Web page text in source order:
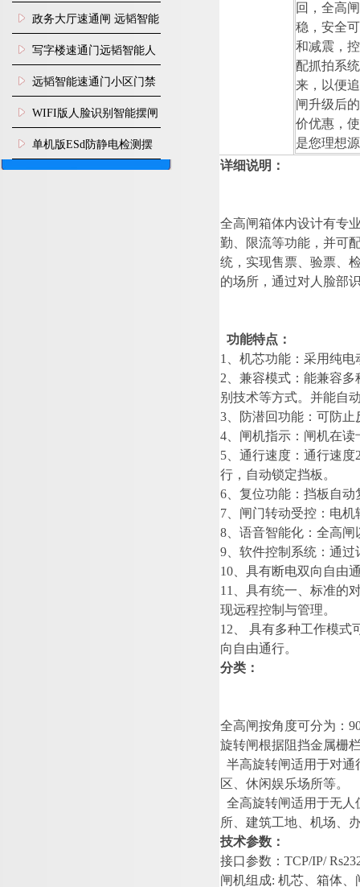
电门禁通道系统）
政务大厅速通闸 远韬智能
防尾随静音速通门
写字楼速通门远韬智能人
脸识别快速通道闸
远韬智能速通门小区门禁
闸机食堂消费摆闸
WIFI版人脸识别智能摆闸
机
单机版ESd防静电检测摆
闸机
回，全高
稳，安全
和减震，
配抓拍系
来，以便
闸升级后
价优惠，
是您理想
详细说明：
全高闸箱体内设计有专
勤、限流等功能，并可
统，实现售票、验票、
的场所，通过对人脸部
功能特点：
1
、机芯功能：采用纯
2 、兼容模式：能兼容
别技术等方式。并能自
3 、防潜回功能：可防
4 、闸机指示：闸机在
5 、通行速度：通行速度
行，自动锁定挡板。
6 、复位功能：挡板自
7 、闸门转动受控：电
8 、语音智能化：全高
9 、软件控制系统：通
10 、具有断电双向自由
1 1 、具有统一、标准的
现远程控制与管理。
1 2
具有多种工作模式
向自由通行。
分类：
全高闸按角度可分为 ：
旋转闸根据阻挡金属栅
半高旋转闸适用于对
区、休闲娱乐场所等。
全高旋转闸适用于无
所、建筑工地、机场、
技术参数：
接口参数 ：TCP/IP/ Rs23
闸机组 成: 机芯、箱体、